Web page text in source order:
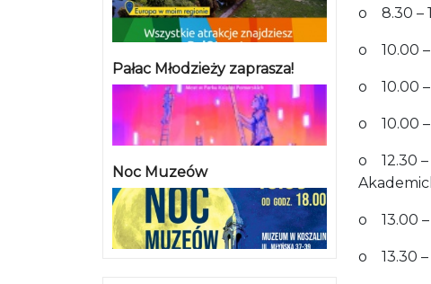
Pałac Młodzieży zaprasza!
Noc Muzeów
o 8.30 –
o 10.00 –
o 10.00 –
o 10.00 –
o 12.30 –
o 13.00 –
o 13.30 –